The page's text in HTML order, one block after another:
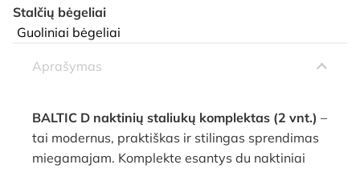
Stalčių bėgeliai
Guoliniai bėgeliai
Aprašymas
BALTIC D naktinių staliukų komplektas (2 vnt.) –
tai modernus, praktiškas ir stilingas sprendimas
miegamajam. Komplekte esantys du naktiniai